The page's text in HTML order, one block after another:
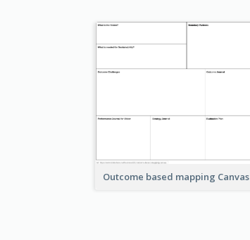
Outcome based mapping Canvas